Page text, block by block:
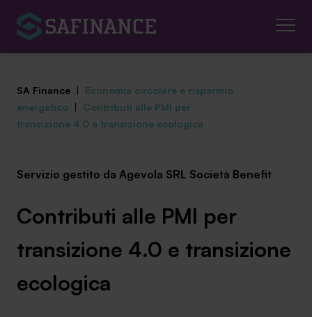
Centro studi
News ed eventi
Chi siamo
SA Finance | Economia circolare e risparmio
energetico | Contributi alle PMI per
transizione 4.0 e transizione ecologica
Servizio gestito da Agevola SRL Società Benefit
Contributi alle PMI per
transizione 4.0 e transizione
ecologica